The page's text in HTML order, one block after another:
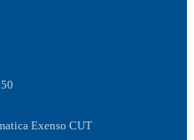
Exenso CUT